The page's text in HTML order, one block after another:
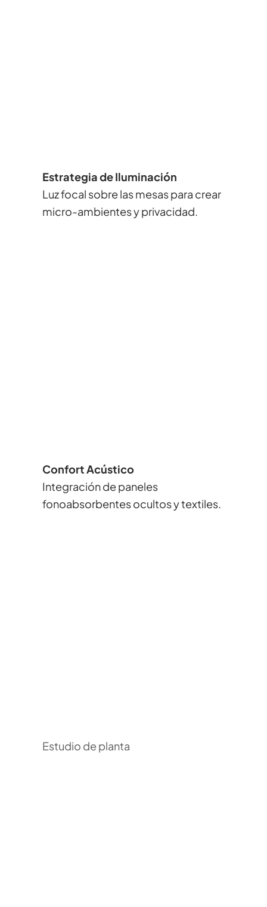
Estrategia de Iluminación
Luz focal sobre las mesas para crear
micro-ambientes y privacidad.
Confort Acústico
Integración de paneles
fonoabsorbentes ocultos y textiles.
Estudio de planta